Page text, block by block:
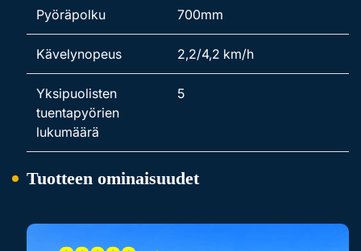
Pyöräpolku 700mm
Kävelynopeus 2,2/4,2 km/h
Yksipuolisten
tuentapyörien
lukumäärä
5
Tuotteen ominaisuudet